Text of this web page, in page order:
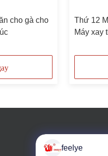
cho gà cho
Thứ 12
Máy xay
feelye